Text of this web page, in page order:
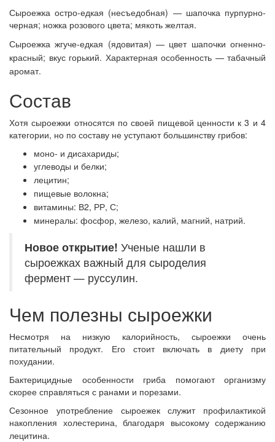
Сыроежка остро-едкая (несъедобная) — шапочка пурпурно-
черная; ножка розового цвета; мякоть желтая.
Сыроежка жгуче-едкая (ядовитая) — цвет шапочки огненно-
красный; вкус горький. Характерная особенность — табачный
аромат.
Состав
Хотя сыроежки относятся по своей пищевой ценности к 3 и 4
категории, но по составу не уступают большинству грибов:
моно- и дисахариды;
углеводы и белки;
лецитин;
пищевые волокна;
витамины: В2, РР, С;
минералы: фосфор, железо, калий, магний, натрий.
Новое открытие! Ученые нашли в
сыроежках важный для сыроделия
фермент — руссулин.
Чем полезны сыроежки
Несмотря на низкую калорийность, сыроежки очень
питательный продукт. Его стоит включать в диету при
похудании.
Бактерицидные особенности гриба помогают организму
скорее справляться с ранами и порезами.
Сезонное употребление сыроежек служит профилактикой
накопления холестерина, благодаря высокому содержанию
лецитина.